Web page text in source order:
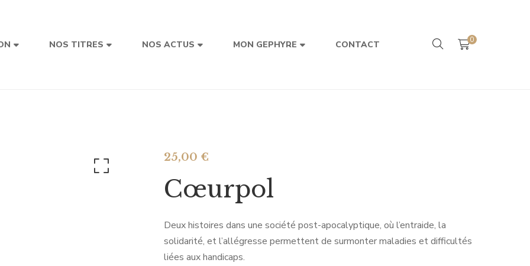
NOS TITRES NOS ACTUS MON GEPHYRE CONTACT 0
25,00 €
Cœurpol
Deux histoires dans une société post-apocalyptique, où l’entraide, la
solidarité, et l’allégresse permettent de surmonter maladies et difficultés
liées aux handicaps.